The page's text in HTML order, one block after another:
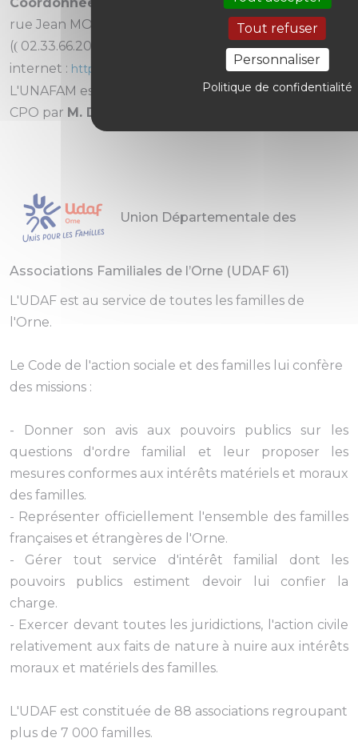
Tout refuser
Personnaliser
Politique de confidentialité
Coordonnées de l’UNAFAM 61 :
Siège de l'Orne, 1
rue Jean MOULIN 61440 MESSEI
(( 02.33.66.20.88 - courriel : 61@unafam.org– site
internet : http://www.unafam.org)
L'UNAFAM est représentée au sein d’instances du
CPO par M. Didier BABONNEAU.
Union Départementale des
Associations Familiales de l’Orne (UDAF 61)
L'UDAF est au service de toutes les familles de
l'Orne.
Le Code de l'action sociale et des familles lui confère
des missions :
- Donner son avis aux pouvoirs publics sur les
questions d'ordre familial et leur proposer les
mesures conformes aux intérêts matériels et moraux
des familles.
- Représenter officiellement l'ensemble des familles
françaises et étrangères de l'Orne.
- Gérer tout service d'intérêt familial dont les
pouvoirs publics estiment devoir lui confier la
charge.
- Exercer devant toutes les juridictions, l'action civile
relativement aux faits de nature à nuire aux intérêts
moraux et matériels des familles.
L'UDAF est constituée de 88 associations regroupant
plus de 7 000 familles.